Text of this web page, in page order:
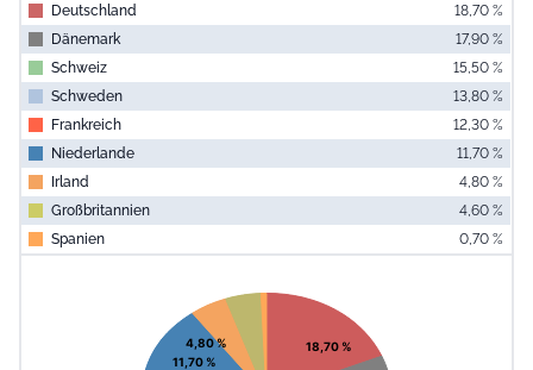
Deutschland
18,70 %
Dänemark
17,90 %
Schweiz
15,50 %
Schweden
13,80 %
Frankreich
12,30 %
Niederlande
11,70 %
Irland
4,80 %
Großbritannien
4,60 %
Spanien
0,70 %
Pie chart with 9 slices.
View as data table, Chart
18,70 %
11,70 %
4,80 %